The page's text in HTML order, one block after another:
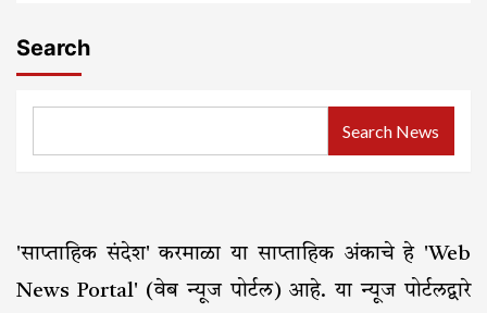
Search
Search News
'साप्ताहिक संदेश' करमाळा या साप्ताहिक अंकाचे हे 'Web
News Portal' (वेब न्यूज पोर्टल) आहे. या न्यूज पोर्टलद्वारे